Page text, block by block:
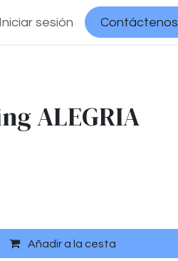
Iniciar sesión Contáctenos
ALEGRIA
Añadir a la cesta